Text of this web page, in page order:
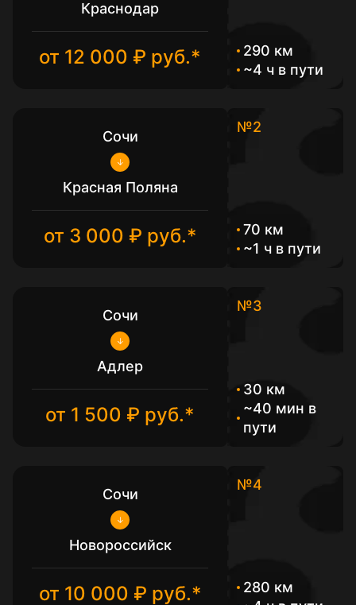
Краснодар
от 12 000 ₽ руб.*
290 км
~4 ч в пути
Сочи
Красная Поляна
от 3 000 ₽ руб.*
№2
70 км
~1 ч в пути
Сочи
Адлер
от 1 500 ₽ руб.*
№3
30 км
~40 мин в
пути
Сочи
Новороссийск
от 10 000 ₽ руб.*
№4
280 км